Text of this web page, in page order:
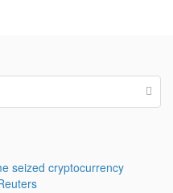
seized cryptocurrency